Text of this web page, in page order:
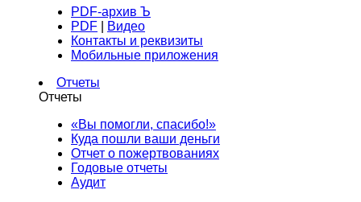
PDF-архив Ъ
PDF
Видео
Контакты и реквизиты
Мобильные приложения
Отчеты
Отчеты
«Вы помогли, спасибо!»
Куда пошли ваши деньги
Отчет о пожертвованиях
Годовые отчеты
Аудит